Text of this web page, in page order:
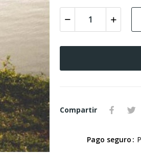
Compartir
Pago seguro